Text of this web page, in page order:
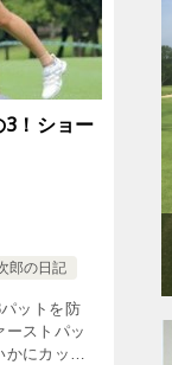
！ショー
郎の日記
ットを防
ーストパッ
にカップ